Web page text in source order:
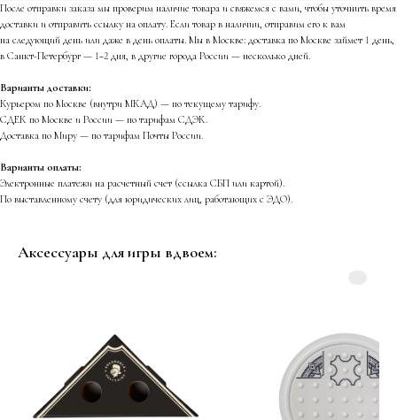
После отправки заказа мы проверим наличие товара и свяжемся с вами, чтобы уточнить время
доставки и отправить ссылку на оплату. Если товар в наличии, отправим его к вам
на следующий день или даже в день оплаты. Мы в Москве: доставка по Москве займет 1 день,
в Санкт-Петербург — 1−2 дня, в другие города России — несколько дней.
Варианты доставки:
Курьером по Москве (внутри МКАД) — по текущему тарифу.
СДЕК по Москве и России — по тарифам СДЭК.
Доставка по Миру — по тарифам Почты России.
Варианты оплаты:
Электронные платежи на расчетный счет (ссылка СБП или картой).
По выставленному счету (для юридических лиц, работающих с ЭДО).
Аксессуары для игры вдвоем: